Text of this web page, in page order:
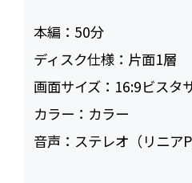
本編： 50
ディスク仕様： 片面1層
画面サイズ： 16:9ビスタ
カラー： カラー
音声： ステレオ（リニア